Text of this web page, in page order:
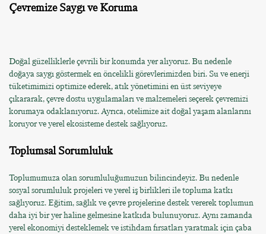
Çevremize Saygı ve Koruma
Doğal güzelliklerle çevrili bir konumda yer alıyoruz. Bu nedenle
doğaya saygı göstermek en öncelikli görevlerimizden biri. Su ve enerji
tüketimimizi optimize ederek, atık yönetimini en üst seviyeye
çıkararak, çevre dostu uygulamaları ve malzemeleri seçerek çevremizi
korumaya odaklanıyoruz. Ayrıca, otelimize ait doğal yaşam alanlarını
koruyor ve yerel ekosisteme destek sağlıyoruz.
Toplumsal Sorumluluk
Toplumumuza olan sorumluluğumuzun bilincindeyiz. Bu nedenle
sosyal sorumluluk projeleri ve yerel iş birlikleri ile topluma katkı
sağlıyoruz. Eğitim, sağlık ve çevre projelerine destek vererek toplumun
daha iyi bir yer haline gelmesine katkıda bulunuyoruz. Aynı zamanda
yerel ekonomiyi desteklemek ve istihdam fırsatları yaratmak için çaba